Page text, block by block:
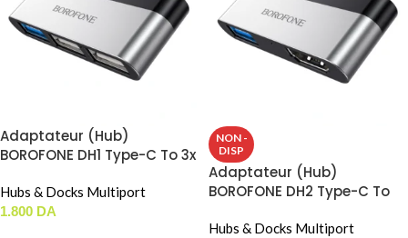
Adaptateur (Hub)
BOROFONE DH1 Type-C To 3x
Hubs & Docks Multiport
1.800 DA
NON -
DISP
Adaptateur (Hub)
BOROFONE DH2 Type-C To
Hubs & Docks Multiport